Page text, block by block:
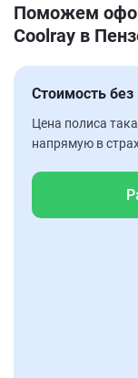
Поможем
Coolray в
Стоимость
Цена полиса
напрямую в